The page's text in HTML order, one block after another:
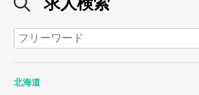
北海道